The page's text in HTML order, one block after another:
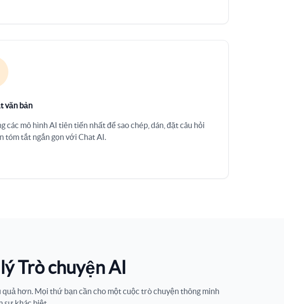
văn bản
các mô hình AI tiên tiến nhất để sao chép, dán, đặt câu hỏi
tóm tắt ngắn gọn với Chat AI.
Trò chuyện AI
hơn. Mọi thứ bạn cần cho một cuộc trò chuyện thông minh